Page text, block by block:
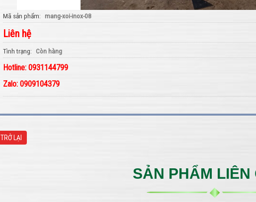
Mã sản phẩm mang-xoi-inox-08
Liên hệ
Tình trạng Còn hàng
Hotline: 0931144799
Zalo: 0909104379
TRỞ LẠI
SẢN PHẨM LIÊN